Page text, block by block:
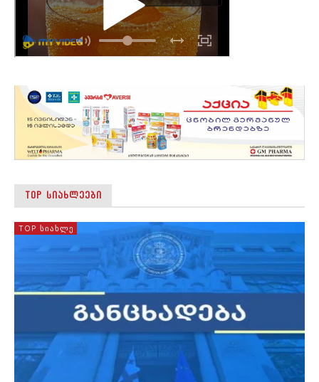
TOP ᲡᲘᲐᲮᲚᲔᲔᲑᲘ
TOP ᲡᲘᲐᲮᲚᲔ